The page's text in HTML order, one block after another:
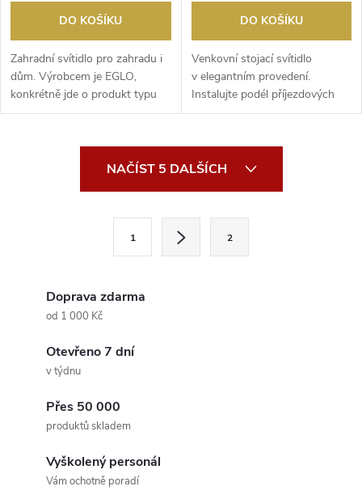
DO KOŠÍKU
Zahradní svítidlo pro zahradu i
dům. Výrobcem je EGLO,
konkrétně jde o produkt typu
OUTDOOR (k vnějš...
DO KOŠÍKU
Venkovní stojací svítidlo
v elegantním provedení.
Instalujte podél příjezdových
cest nebo zahradních...
NAČÍST 5 DALŠÍCH
1 2
Doprava zdarma
od 1 000 Kč
Otevřeno 7 dní
v týdnu
Přes 50 000
produktů skladem
Vyškolený personál
Vám ochotně poradí